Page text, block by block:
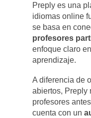
Preply es una
idiomas online
se basa en
profesores
enfoque claro
aprendizaje.
A diferencia de
abiertos, Preply
profesores
cuenta con un